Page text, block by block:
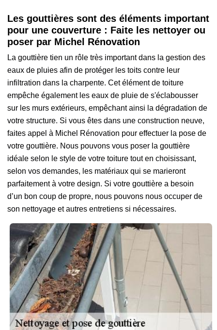
Les gouttières sont des éléments important
pour une couverture : Faite les nettoyer ou
poser par Michel Rénovation
La gouttière tien un rôle très important dans la gestion des
eaux de pluies afin de protéger les toits contre leur
infiltration dans la charpente. Cet élément de toiture
empêche également les eaux de pluie de s'éclabousser
sur les murs extérieurs, empêchant ainsi la dégradation de
votre structure. Si vous êtes dans une construction neuve,
faites appel à Michel Rénovation pour effectuer la pose de
votre gouttière. Nous pouvons vous poser la gouttière
idéale selon le style de votre toiture tout en choisissant,
selon vos demandes, les matériaux qui se marieront
parfaitement à votre design. Si votre gouttière a besoin
d’un bon coup de propre, nous pouvons nous occuper de
son nettoyage et autres entretiens si nécessaires.